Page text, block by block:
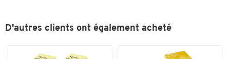
D'autres clients ont également acheté